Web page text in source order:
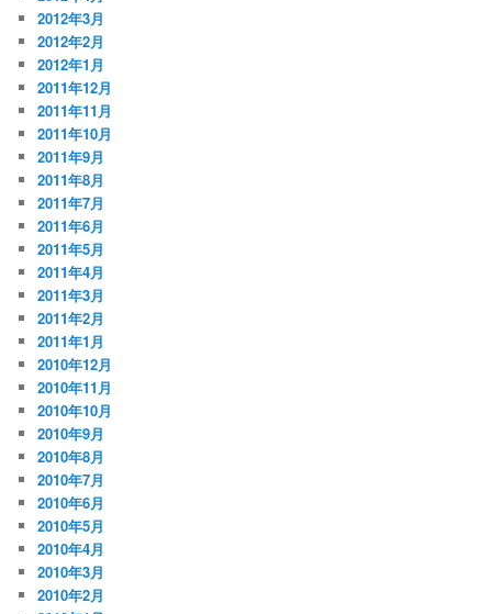
2012年3月
2012年2月
2012年1月
2011年12月
2011年11月
2011年10月
2011年9月
2011年8月
2011年7月
2011年6月
2011年5月
2011年4月
2011年3月
2011年2月
2011年1月
2010年12月
2010年11月
2010年10月
2010年9月
2010年8月
2010年7月
2010年6月
2010年5月
2010年4月
2010年3月
2010年2月